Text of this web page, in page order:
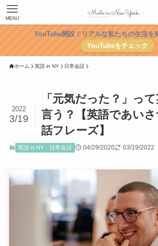
MENU
YouTube開設！リアルな私たちの生活を
YouTubeをチェック
ホーム 英語 in NY 日常会話
「元気だった？」っ
言う？【英語であい
話フレーズ】
2022
3/19
英語 in NY 日常会話 04/29/2020 03/19/2022